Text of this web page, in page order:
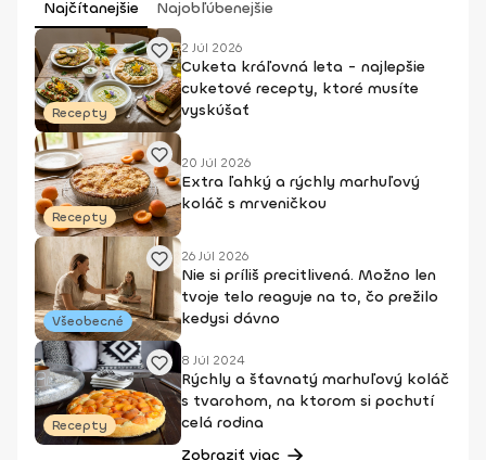
Najčítanejšie Najobľúbenejšie
Recepty
2 Júl 2026
Cuketa kráľovná leta - najlepšie
cuketové recepty, ktoré musíte
vyskúšať
Recepty
20 Júl 2026
Extra ľahký a rýchly marhuľový
koláč s mrveničkou
Všeobecné
26 Júl 2026
Nie si príliš precitlivená. Možno len
tvoje telo reaguje na to, čo prežilo
kedysi dávno
Recepty
8 Júl 2024
Rýchly a šťavnatý marhuľový koláč
s tvarohom, na ktorom si pochutí
celá rodina
Zobraziť viac